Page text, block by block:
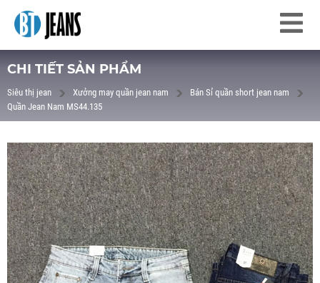
CHI TIẾT SẢN PHẨM
Siêu thị jean Xưởng may quần jean nam
Bán Sỉ quần short jean nam
Quần Jean Nam MS44.135